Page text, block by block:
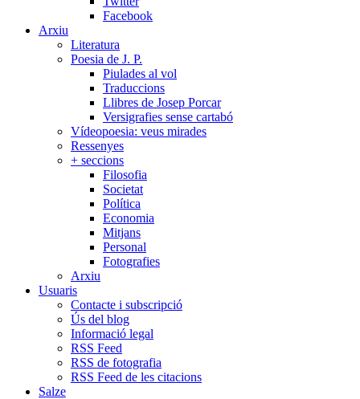
Facebook
Arxiu
Literatura
Poesia de J. P.
Piulades al vol
Traduccions
Llibres de Josep Porcar
Versigrafies sense cartabó
Vídeopoesia: veus mirades
Ressenyes
+ seccions
Filosofia
Societat
Política
Economia
Mitjans
Personal
Fotografies
Arxiu
Usuaris
Contacte i subscripció
Ús del blog
Informació legal
RSS Feed
RSS de fotografia
RSS Feed de les citacions
Salze